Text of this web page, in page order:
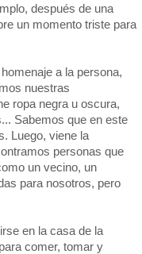
después de una
un momento triste para
a la persona,
nuestras
ropa negra u oscura,
Sabemos que en este
Luego, viene la
personas que
un vecino, un
para nosotros, pero
en la casa de la
comer, tomar y